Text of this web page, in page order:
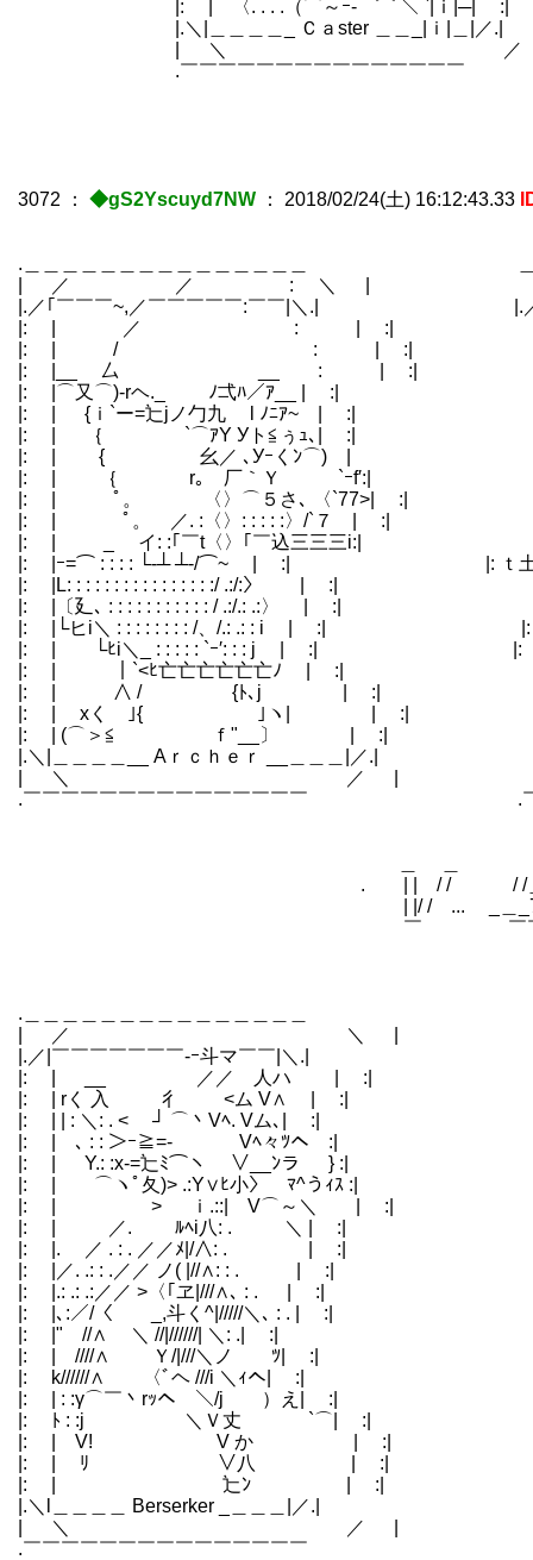
|: | 〈. . . .（⌒～ｰ‐ ⌒ ＼ `|ｉ|─| :| 乂＿
|.＼|＿＿＿＿_ Ｃａster ＿＿_|
| ＼
.￣￣￣￣￣￣￣￣￣￣￣￣
3072 ： ◆gS2Yscuyd7NW ： 2018/02/24(土) 16:12:43.33
.＿＿＿＿＿＿＿＿＿＿＿＿＿＿＿ ＿＿＿＿
| ／ ／ : ＼
|.／｢￣￣￣~,／￣￣￣￣￣:￣￣|＼.| |.／|￣￣
|: | ／ : | :|
|: | / : | :| |: | |
|: |__ 厶 __ : | :| |: | |》
|: |⌒又⌒)‐rヘ._ ﾉ弌ﾊ／ｱ__ | :| |: | {
|: | {ｉ`ー=辷jノ勹九 l ﾉﾆｱ~ | :| |: | |
|: | ｛ `⌒ｱY Уト≦ぅｭ､| :| |: | | i
|: | { 幺／ ､Уｰくﾝ⌒) | |: | 人:､〉
|: | ｛ r｡ 厂｀Ｙ `ｰf′:| |: | /／V
|: | ﾟ。 〈〉⌒５さ､ 〈`77>| :| |: | 〃
|: | ﾟ。 ／. :〈〉: : : : :〉/`７ | :| |: | {
|: | _ イ: :｢￣t〈〉｢￣込三三三i:| |: |
|: |ｰ=⌒ : : : : └‐┴ ┴‐/⌒~￣ | :| |: ｔ土≦⌒イ
|: |L: : : : : : : : : : : : : : : :/ .:/:〉 |
|: |〔廴､ : : : : : : : : : : : / .:/.:
|: |└ヒi＼ : : : : : : : : /、/.: .: : i | :| |: |
|: | └ﾋi＼_ : : : : : `ｰ′: : : j | :| |: |
|: | ｜`<ﾋ亡亡亡亡亡亡ﾉ | :| |: | /
|: | ∧ / {ﾄ､j |
|: | xく ｣{ ｣ヽ| |
|: | (⌒＞≦ ｆ"__
|.＼|＿＿＿＿__ Aｒｃｈｅｒ __＿＿＿|／.| |.
| ＼ ／ |
.￣￣￣￣￣￣￣￣￣￣￣￣￣￣￣ .￣￣￣
. | | / / / /
| |/ / ... _＿_7 /
￣ ￣
.＿＿＿＿＿＿＿＿＿＿＿＿＿＿＿
| ／ ＼ |
|.／|￣￣￣￣￣￣￣-ｰ斗マ￣￣|＼.|
|: | __ ／／ 人ハ | :|
|: | rく 入 彳 <ム V∧ | :|
|: | | : ＼: . < ┘ ⌒丶Vﾍ. Vム､| :|
|: | ､ : : ＞ｰ≧=- Vﾍ々ﾂヘ :|
|: | Y.: :x‐=辷ﾐ⌒ヽ ∨__ﾝラ } :|
|: | ⌒ヽﾟ夂)> .:Y∨ﾋ小〉 ﾏ^うｨｽ :|
|: | > ｉ.::| V⌒～＼ | :|
|: | ／. ﾙﾍi八: . ＼ | :|
|: |. ／ . : . ／／ﾒ|/∧: . | :|
|: |／. .: : .／／ ノ( |//∧: : . | :|
|: |.: .: .:／／ >〈｢ヱ|///∧､ : . | :|
|: |､:／/〈 _,斗く^|/////＼､ : . | :| γ ￣￣
|: |" //∧ ＼ //|//////| ＼: .| :| ｜ ２VS１
|: | ////∧ Ｙ/|///＼ノゝ ﾂ| :| 乂＿＿＿＿
|: k//////∧ 〈ﾞヘ ///i ＼ｨへ| :|
|: | : :γ⌒￣丶rｯヘ ＼/j ）え| :|
|: ﾄ : :j ＼Ｖ丈 `⌒| :|
|: | V! V か | :|
|: | ﾘ ∨八 | :|
|: | 辷ﾝ | :|
|.＼l＿＿＿＿ Berserker _＿＿＿|／.|
| ＼ ／ |
.￣￣￣￣￣￣￣￣￣￣￣￣￣￣￣